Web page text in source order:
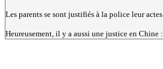
Les parents se sont justifiés à la police leur
Heureusement, il y a aussi une justice en